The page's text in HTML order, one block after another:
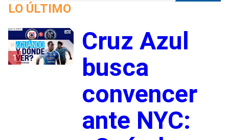
LO ÚLTIMO
1
Cruz Azul
busca
convencer
ante NYC: